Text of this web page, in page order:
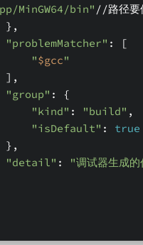
MinGW64/bin" //路径要
            },
"problemMatcher" : [
"$gcc"
            ],
"group" : {
"kind" : "build" ,
"isDefault" : true
            },
"detail" :
"调试器生成